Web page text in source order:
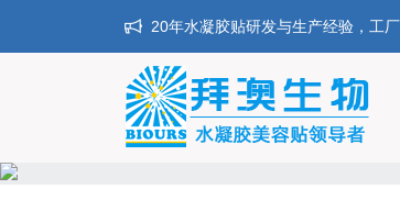
20年水凝胶贴研发与生产经验，工